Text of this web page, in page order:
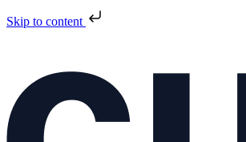
Skip to content